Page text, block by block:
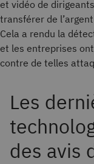
et vidéo de
transférer de
Cela a rendu la
et les entreprises
contre de telles
Les
des avis